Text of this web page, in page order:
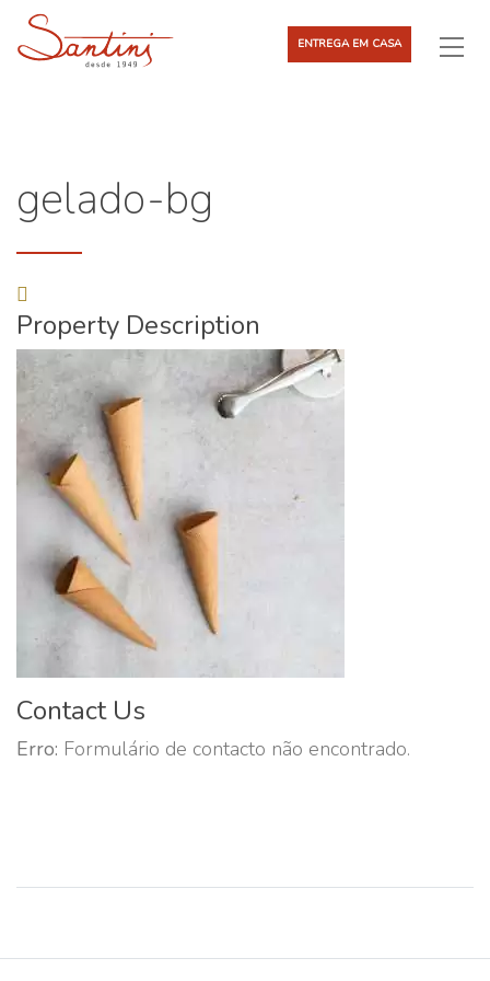
ENTREGA EM CASA
gelado-bg
Property Description
Contact Us
Erro: Formulário de contacto não encontrado.